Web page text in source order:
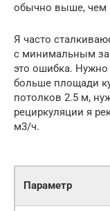
обычно выше, чем
Я часто
с минимальным
это ошибка. Нужно
больше площади
потолков 2.5 м,
рециркуляции я
м3/ч.
Параметр